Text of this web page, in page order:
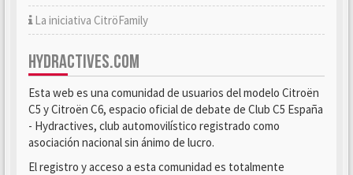
La iniciativa CitröFamily
HYDRACTIVES.COM
Esta web es una comunidad de usuarios del modelo Citroën
C5 y Citroën C6, espacio oficial de debate de Club C5 España
- Hydractives, club automovilístico registrado como
asociación nacional sin ánimo de lucro.
El registro y acceso a esta comunidad es totalmente